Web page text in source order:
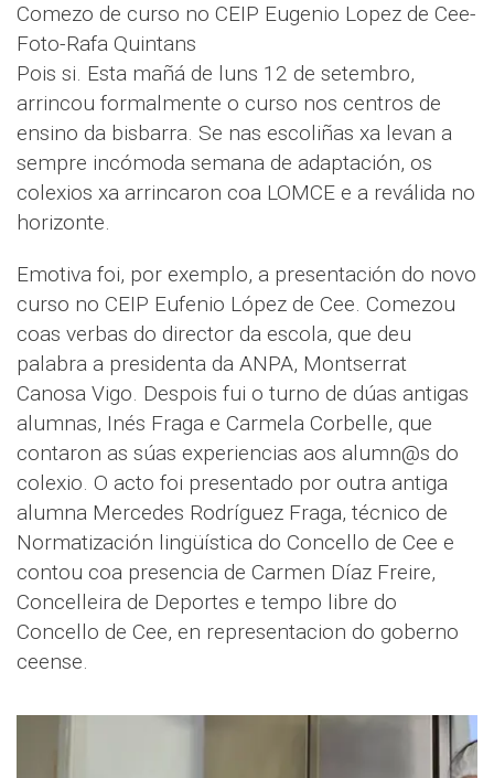
Comezo de curso no CEIP Eugenio Lopez de Cee-
Foto-Rafa Quintans
Pois si. Esta mañá de luns 12 de setembro,
arrincou formalmente o curso nos centros de
ensino da bisbarra. Se nas escoliñas xa levan a
sempre incómoda semana de adaptación, os
colexios xa arrincaron coa LOMCE e a reválida no
horizonte.
Emotiva foi, por exemplo, a presentación do novo
curso no CEIP Eufenio López de Cee. Comezou
coas verbas do director da escola, que deu
palabra a presidenta da ANPA, Montserrat
Canosa Vigo. Despois fui o turno de dúas antigas
alumnas, Inés Fraga e Carmela Corbelle, que
contaron as súas experiencias aos alumn@s do
colexio. O acto foi presentado por outra antiga
alumna Mercedes Rodríguez Fraga, técnico de
Normatización lingüística do Concello de Cee e
contou coa presencia de Carmen Díaz Freire,
Concelleira de Deportes e tempo libre do
Concello de Cee, en representacion do goberno
ceense.